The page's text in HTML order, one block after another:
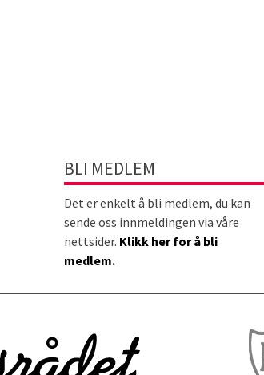
BLI MEDLEM
Det er enkelt å bli medlem, du kan
sende oss innmeldingen via våre
nettsider. Klikk her for å bli
medlem.